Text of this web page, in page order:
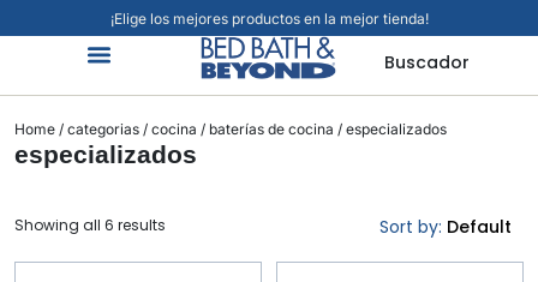
¡Elige los mejores productos en la mejor tienda!
Buscador
Home / categorias / cocina / baterías de cocina / especializados
especializados
Sort by: Default
Showing all 6 results